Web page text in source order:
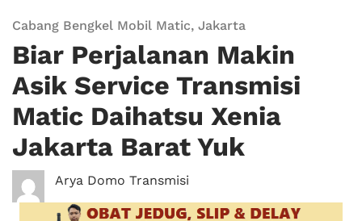
Cabang Bengkel Mobil Matic, Jakarta
Biar Perjalanan Makin
Asik Service Transmisi
Matic Daihatsu Xenia
Jakarta Barat Yuk
Arya Domo Transmisi